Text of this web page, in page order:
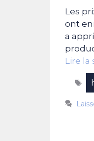
Les
ont
a
Lire la